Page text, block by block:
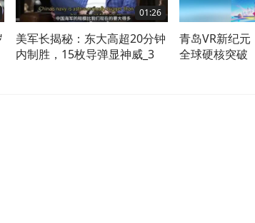
01:26
美军长揭秘：东大高超20分钟
内制胜，15枚导弹显神威_3
青岛VR新纪
全球硬核突破